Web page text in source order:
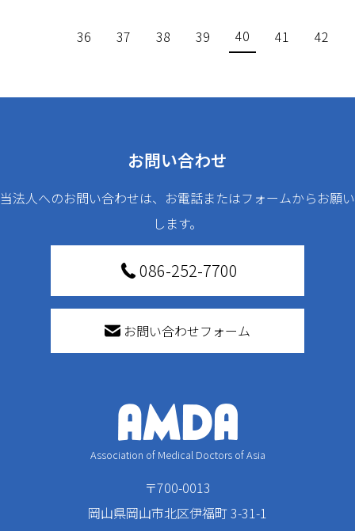
36 37 38 39 40 41 42
お問い合わせ
当法人へのお問い合わせは、お電話またはフォームからお願い
します。
086-252-7700
お問い合わせフォーム
Association of Medical Doctors of Asia
〒700-0013
岡山県岡山市北区伊福町 3-31-1